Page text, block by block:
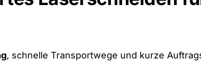
, schnelle Transportwege und kurze